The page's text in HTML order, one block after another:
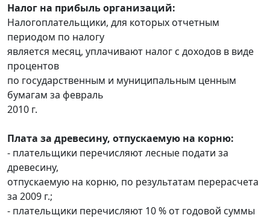
Налог на прибыль организаций:
Налогоплательщики, для которых отчетным
периодом по налогу
является месяц, уплачивают налог с доходов в виде
процентов
по государственным и муниципальным ценным
бумагам за февраль
2010 г.
Плата за древесину, отпускаемую на корню:
- плательщики перечисляют лесные подати за
древесину,
отпускаемую на корню, по результатам перерасчета
за 2009 г.;
- плательщики перечисляют 10 % от годовой суммы